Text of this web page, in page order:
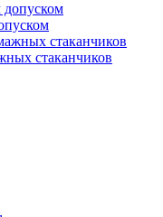
стаканчиков